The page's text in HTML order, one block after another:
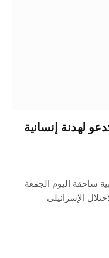
لهدنة إنسانية
ساحقة اليوم الجمعة
الإسرائيلي